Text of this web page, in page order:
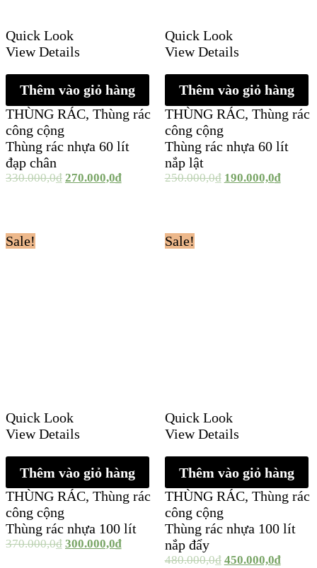
Quick Look
View Details
Thêm vào giỏ hàng
THÙNG RÁC, Thùng rác
công cộng
Thùng rác nhựa 60 lít
đạp chân
330.000,0₫ 270.000,0₫
Quick Look
View Details
Thêm vào giỏ hàng
THÙNG RÁC, Thùng rác
công cộng
Thùng rác nhựa 60 lít
nắp lật
250.000,0₫ 190.000,0₫
Sale!
Quick Look
View Details
Thêm vào giỏ hàng
THÙNG RÁC, Thùng rác
công cộng
Thùng rác nhựa 100 lít
370.000,0₫ 300.000,0₫
Sale!
Quick Look
View Details
Thêm vào giỏ hàng
THÙNG RÁC, Thùng rác
công cộng
Thùng rác nhựa 100 lít
nắp đẩy
480.000,0₫ 450.000,0₫